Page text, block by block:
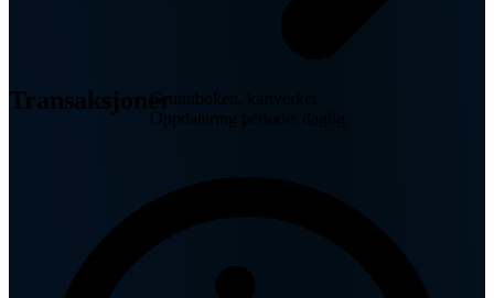
TransaksjonerGrunnboken, kartverket
Oppdatering periode: daglig